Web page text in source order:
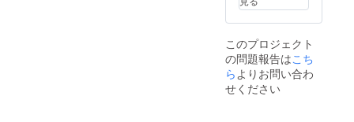
このプロジェクト
の問題報告はこち
らよりお問い合わ
せください